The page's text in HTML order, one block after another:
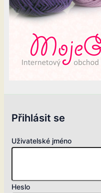
Přihlásit se
Uživatelské jméno
Heslo